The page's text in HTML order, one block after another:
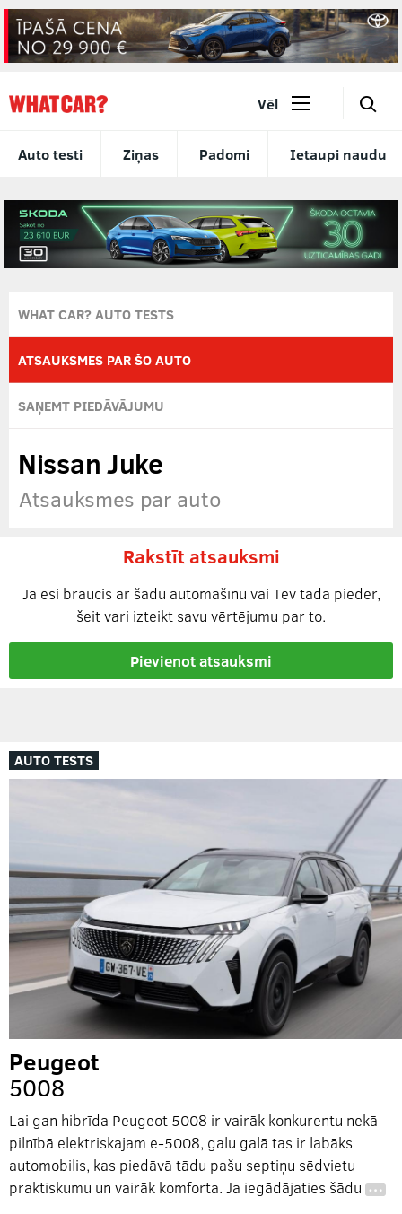
Auto testi Ziņas Padomi Ietaupi naudu
Vēl 🔎
WHAT CAR? AUTO TESTS
ATSAUKSMES PAR ŠO AUTO
SAŅEMT PIEDĀVĀJUMU
Nissan Juke
Atsauksmes par auto
Rakstīt atsauksmi
Ja esi braucis ar šādu automašīnu vai Tev tāda pieder,
šeit vari izteikt savu vērtējumu par to.
Pievienot atsauksmi
AUTO TESTS
Peugeot
5008
Lai gan hibrīda Peugeot 5008 ir vairāk konkurentu nekā
pilnībā elektriskajam e-5008, galu galā tas ir labāks
automobilis, kas piedāvā tādu pašu septiņu sēdvietu
praktiskumu un vairāk komforta. Ja iegādājaties šādu …